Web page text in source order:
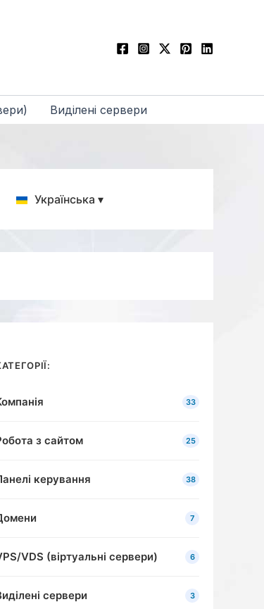
Виділені сервери
Українська ▾
33
з сайтом 25
керування 38
7
VDS (віртуальні сервери) 6
сервери 3